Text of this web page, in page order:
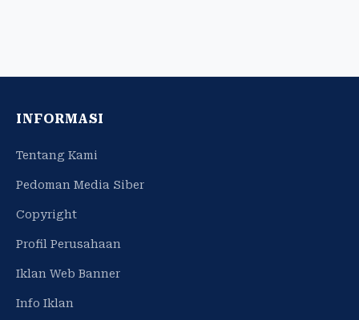
INFORMASI
Tentang Kami
Pedoman Media Siber
Copyright
Profil Perusahaan
Iklan Web Banner
Info Iklan